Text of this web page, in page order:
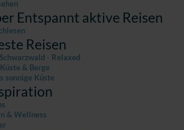
Entspannt aktive Reisen
Reisen
- Relaxed
& Berge
sonnige Küste
& Wellness